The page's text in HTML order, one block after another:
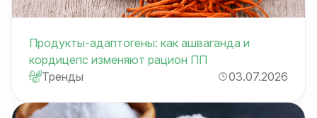
Продукты-адаптогены: как ашваганда и
кордицепс изменяют рацион ПП
Тренды
03.07.2026